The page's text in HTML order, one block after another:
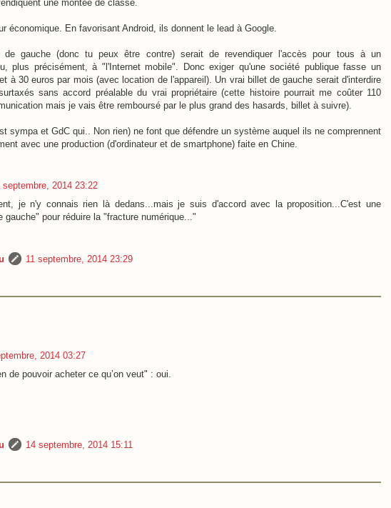
une montée de classe.
économique. En favorisant Android, ils donnent le lead à Google.
gauche (donc tu peux être contre) serait de revendiquer l'accès pour tous à un
plus précisément, à "l'Internet mobile". Donc exiger qu'une société publique fasse un
à 30 euros par mois (avec location de l'appareil). Un vrai billet de gauche serait d'interdire
sans accord préalable du vrai propriétaire (cette histoire pourrait me coûter 110
mais je vais être remboursé par le plus grand des hasards, billet à suivre).
sympa et GdC qui.. Non rien) ne font que défendre un système auquel ils ne comprennent
avec une production (d'ordinateur et de smartphone) faite en Chine.
septembre, 2014 23:22
je n'y connais rien là dedans...mais je suis d'accord avec la proposition...C'est une
gauche" pour réduire la "fracture numérique..."
11 septembre, 2014 23:29
2014 03:27
de pouvoir acheter ce qu’on veut" : oui.
14 septembre, 2014 15:11